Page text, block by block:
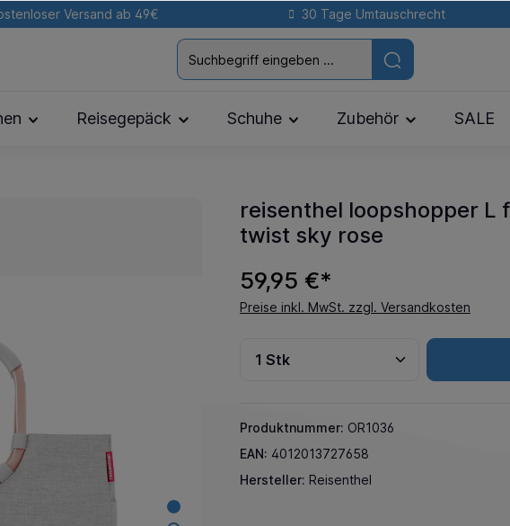
Versand ab 49€ 30 Tage Umtauschrecht
Reisegepäck Schuhe Zubehör SALE
reisenthel loopshopper L
twist sky rose
59,95 €*
Preise inkl. MwSt. zzgl. Versandkosten
Produktnummer: OR1036
EAN: 4012013727658
Hersteller: Reisenthel